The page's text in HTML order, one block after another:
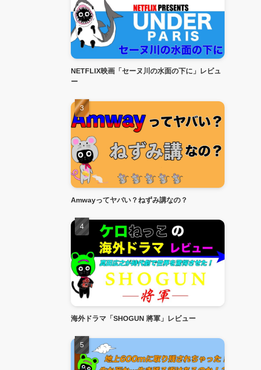
NETFLIX映画「セーヌ川の水面の下に」レビュ
ー
Amwayってヤバい？ねずみ講なの？
海外ドラマ「SHOGUN 將軍」レビュー